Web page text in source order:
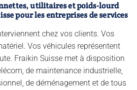
utilitaires et poids-lourd
pour les entreprises de services
chez vos clients. Vos
Vos véhicules représentent
Fraikin Suisse met à disposition
de maintenance industrielle,
de déménagement et de tous